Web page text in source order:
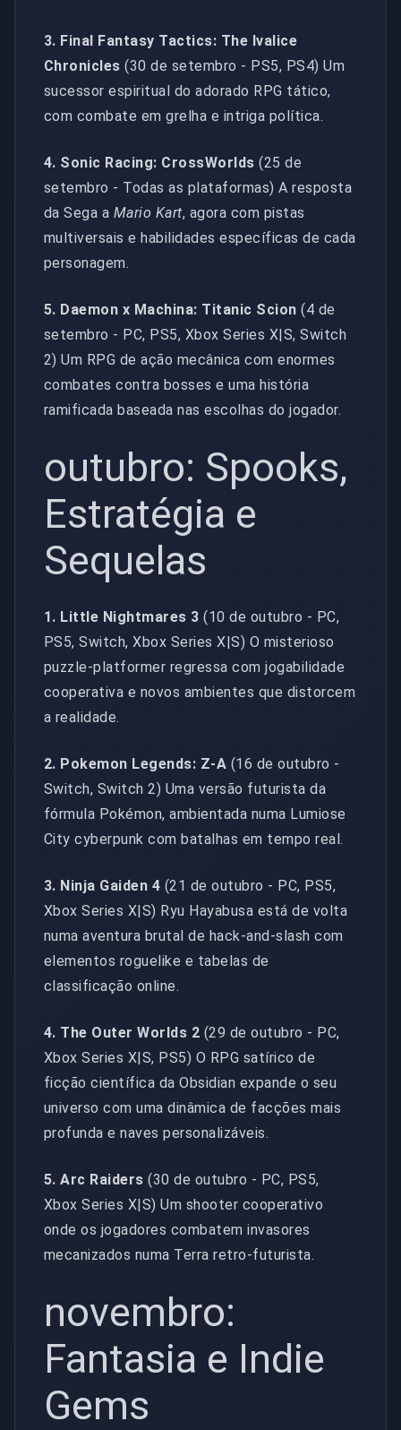
3. Final Fantasy Tactics: The Ivalice
Chronicles (30 de setembro - PS5, PS4) Um
sucessor espiritual do adorado RPG tático,
com combate em grelha e intriga política.
4. Sonic Racing: CrossWorlds (25 de
setembro - Todas as plataformas) A resposta
da Sega a Mario Kart, agora com pistas
multiversais e habilidades específicas de cada
personagem.
5. Daemon x Machina: Titanic Scion (4 de
setembro - PC, PS5, Xbox Series X|S, Switch
2) Um RPG de ação mecânica com enormes
combates contra bosses e uma história
ramificada baseada nas escolhas do jogador.
outubro: Spooks,
Estratégia e
Sequelas
1. Little Nightmares 3 (10 de outubro - PC,
PS5, Switch, Xbox Series X|S) O misterioso
puzzle-platformer regressa com jogabilidade
cooperativa e novos ambientes que distorcem
a realidade.
2. Pokemon Legends: Z-A (16 de outubro -
Switch, Switch 2) Uma versão futurista da
fórmula Pokémon, ambientada numa Lumiose
City cyberpunk com batalhas em tempo real.
3. Ninja Gaiden 4 (21 de outubro - PC, PS5,
Xbox Series X|S) Ryu Hayabusa está de volta
numa aventura brutal de hack-and-slash com
elementos roguelike e tabelas de
classificação online.
4. The Outer Worlds 2 (29 de outubro - PC,
Xbox Series X|S, PS5) O RPG satírico de
ficção científica da Obsidian expande o seu
universo com uma dinâmica de facções mais
profunda e naves personalizáveis.
5. Arc Raiders (30 de outubro - PC, PS5,
Xbox Series X|S) Um shooter cooperativo
onde os jogadores combatem invasores
mecanizados numa Terra retro-futurista.
novembro:
Fantasia e Indie
Gems